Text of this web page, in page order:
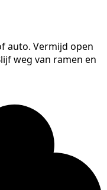
auto. Vermijd open
weg van ramen en